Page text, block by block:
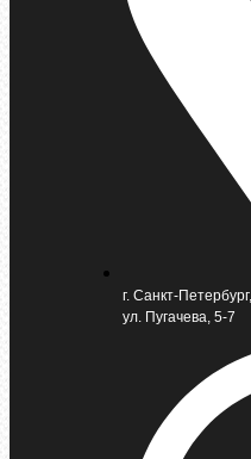
г. Санкт-Петербург,
ул. Пугачева, 5-7